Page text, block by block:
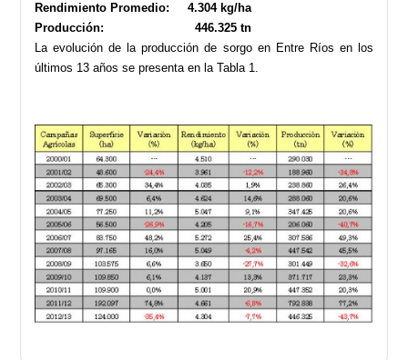
Rendimiento Promedio: 4.304 kg/ha
Producción: 446.325 tn
La evolución de la producción de sorgo en Entre Ríos en los
últimos 13 años se presenta en la Tabla 1.